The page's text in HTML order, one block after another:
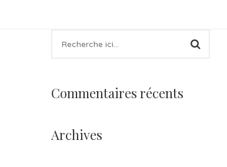
Commentaires récents
Archives